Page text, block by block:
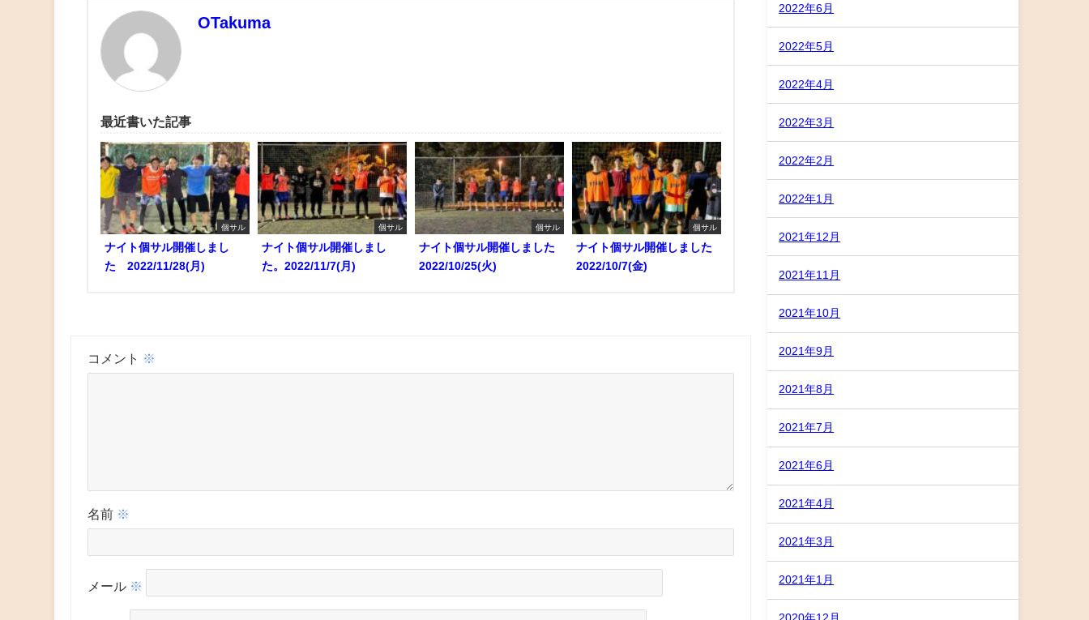
OTakuma
最近書いた記事
個サル
ナイト個サル開催しまし
た 2022/11/28(月)
個サル
ナイト個サル開催しまし
た。2022/11/7(月)
個サル
ナイト個サル開催しました
2022/10/25(火)
個サル
ナイト個サル開催しました
2022/10/7(金)
コメント ※
名前 ※
メール ※
2022年6月
2022年5月
2022年4月
2022年3月
2022年2月
2022年1月
2021年12月
2021年11月
2021年10月
2021年9月
2021年8月
2021年7月
2021年6月
2021年4月
2021年3月
2021年1月